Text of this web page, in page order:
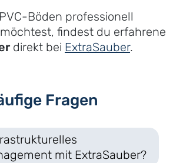
Böden professionell
findest du erfahrene
direkt bei ExtraSauber.
Fragen
mit ExtraSauber?